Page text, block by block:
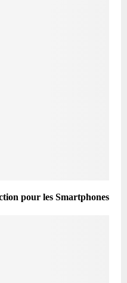
pour les Smartphones